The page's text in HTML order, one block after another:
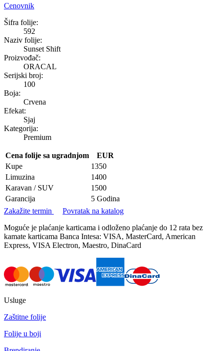
Cenovnik
Sunset Shift
Šifra folije:
592
Naziv folije:
Sunset Shift
Proizvođač:
ORACAL
Serijski broj:
100
Boja:
Crvena
Efekat:
Sjaj
Kategorija:
Premium
Cena folije sa ugradnjom
EUR
Kupe
1350
Limuzina
1400
Karavan / SUV
1500
Garancija
5 Godina
Zakažite termin
Povratak na katalog
Moguće je plaćanje karticama i odloženo plaćanje do 12 rata bez
kamate karticama Banca Intesa: VISA, MasterCard, American
Express, VISA Electron, Maestro, DinaCard
Usluge
Zaštitne folije
Folije u boji